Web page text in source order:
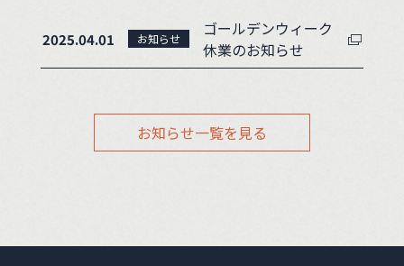
2025.04.01 お知らせ
ゴールデンウィーク
休業のお知らせ
お知らせ一覧を見る